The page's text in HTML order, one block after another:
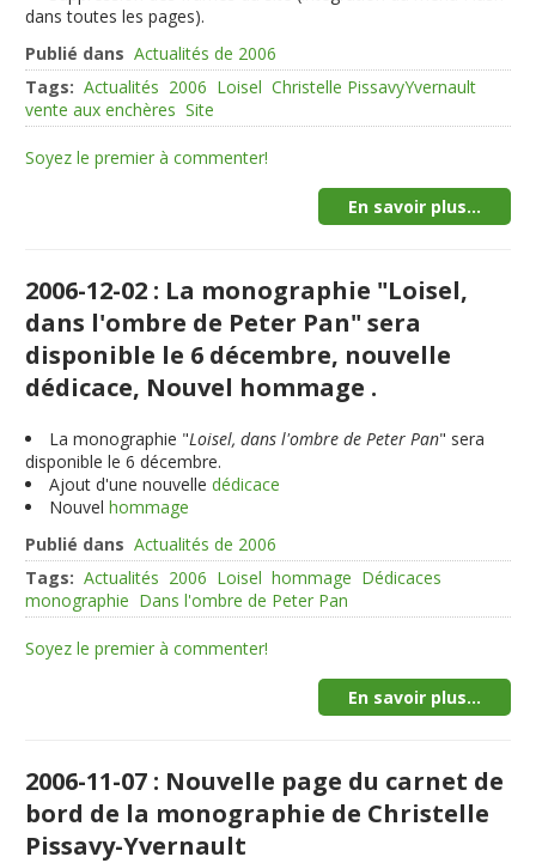
dans toutes les pages).
Publié dans Actualités de 2006
Tags: Actualités 2006 Loisel Christelle PissavyYvernault
vente aux enchères Site
Soyez le premier à commenter!
En savoir plus...
2006-12-02 : La monographie "Loisel,
dans l'ombre de Peter Pan" sera
disponible le 6 décembre, nouvelle
dédicace, Nouvel hommage .
La monographie "Loisel, dans l'ombre de Peter Pan" sera
disponible le 6 décembre.
Ajout d'une nouvelledédicace
Nouvelhommage
Publié dans Actualités de 2006
Tags: Actualités 2006 Loisel hommage Dédicaces
monographie Dans l'ombre de Peter Pan
Soyez le premier à commenter!
En savoir plus...
2006-11-07 : Nouvelle page du carnet de
bord de la monographie de Christelle
Pissavy-Yvernault